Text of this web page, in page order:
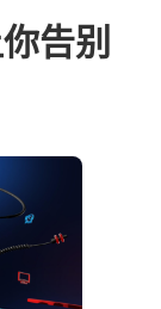
告别